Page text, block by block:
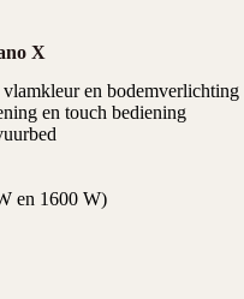
X
en bodemverlichting
en touch bediening
en 1600 W)